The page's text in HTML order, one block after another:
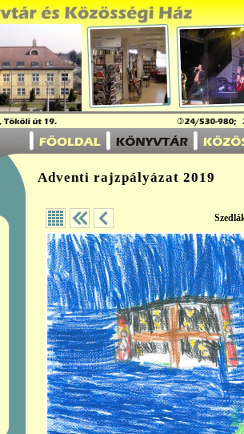
Adventi rajzpályázat 2019